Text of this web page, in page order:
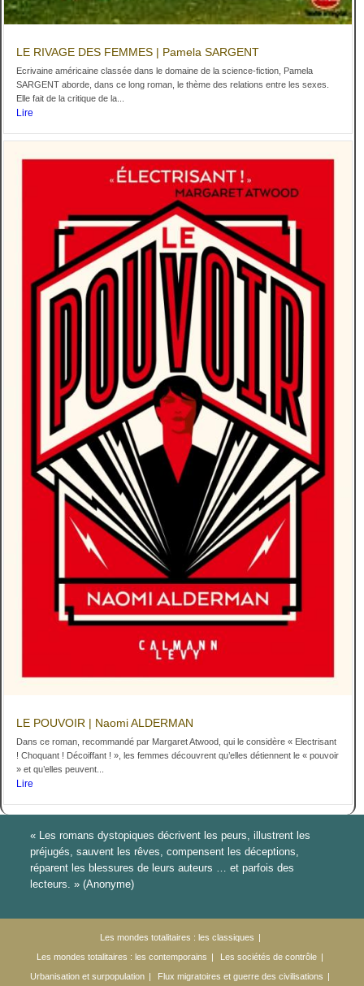
LE RIVAGE DES FEMMES | Pamela SARGENT
Ecrivaine américaine classée dans le domaine de la science-fiction, Pamela
SARGENT aborde, dans ce long roman, le thème des relations entre les sexes.
Elle fait de la critique de la...
Lire
LE POUVOIR | Naomi ALDERMAN
Dans ce roman, recommandé par Margaret Atwood, qui le considère « Electrisant
! Choquant ! Décoiffant ! », les femmes découvrent qu’elles détiennent le « pouvoir
» et qu’elles peuvent...
Lire
« Les romans dystopiques décrivent les peurs, illustrent les
préjugés, sauvent les rêves, compensent les déceptions,
réparent les blessures de leurs auteurs … et parfois des
lecteurs. » (Anonyme)
Les mondes totalitaires : les classiques
Les mondes totalitaires : les contemporains
Les sociétés de contrôle
Urbanisation et surpopulation
Flux migratoires et guerre des civilisations